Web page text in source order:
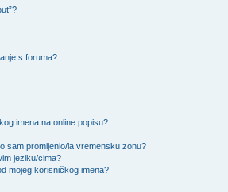
s foruma?
imena na online popisu?
sam promijenio/la vremensku zonu?
jeziku/cima?
mojeg korisničkog imena?